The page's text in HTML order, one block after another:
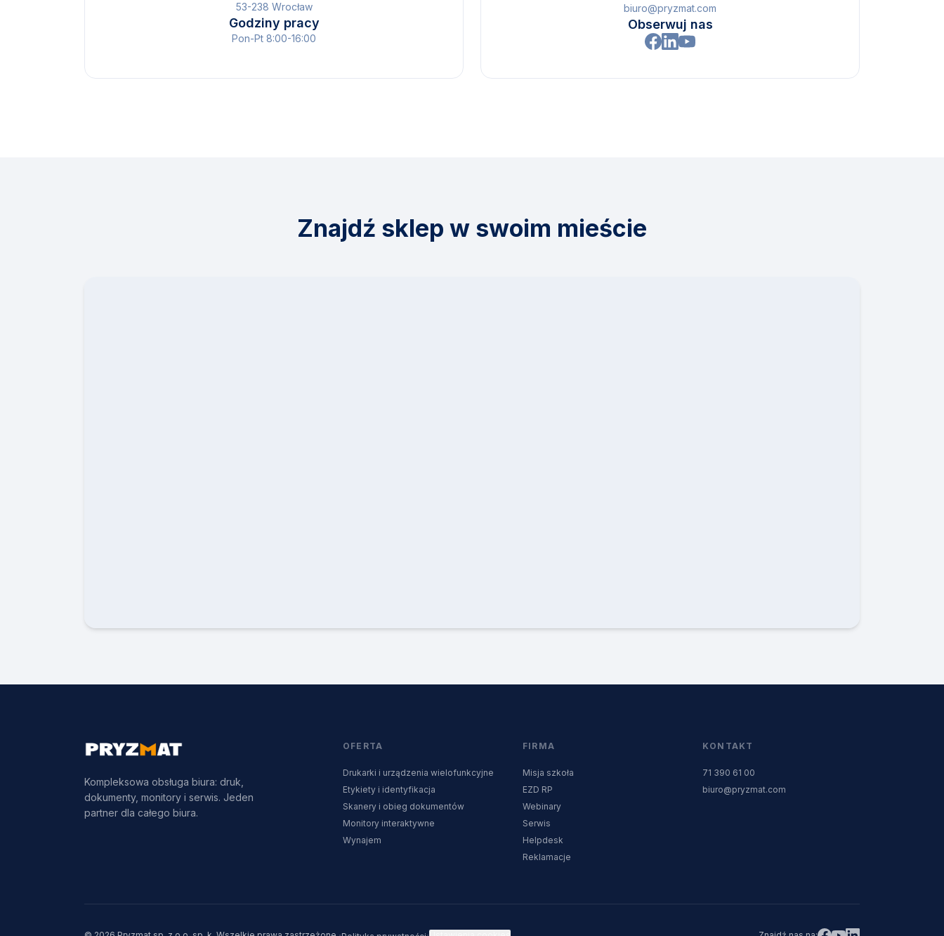
53-238 Wrocław
Godziny pracy
Pon-Pt 8:00-16:00
biuro@pryzmat.com
Obserwuj nas
Znajdź sklep w swoim mieście
Kompleksowa obsługa biura: druk,
dokumenty, monitory i serwis. Jeden
partner dla całego biura.
OFERTA
Drukarki i urządzenia wielofunkcyjne
Etykiety i identyfikacja
Skanery i obieg dokumentów
Monitory interaktywne
Wynajem
FIRMA
Misja szkoła
EZD RP
Webinary
Serwis
Helpdesk
Reklamacje
KONTAKT
71 390 61 00
biuro@pryzmat.com